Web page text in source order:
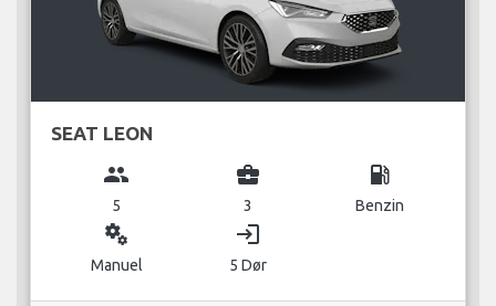
SEAT LEON
group
5
business_center
3
local_gas_station
Benzin
miscellaneous_services
Manuel
login
5 Dør